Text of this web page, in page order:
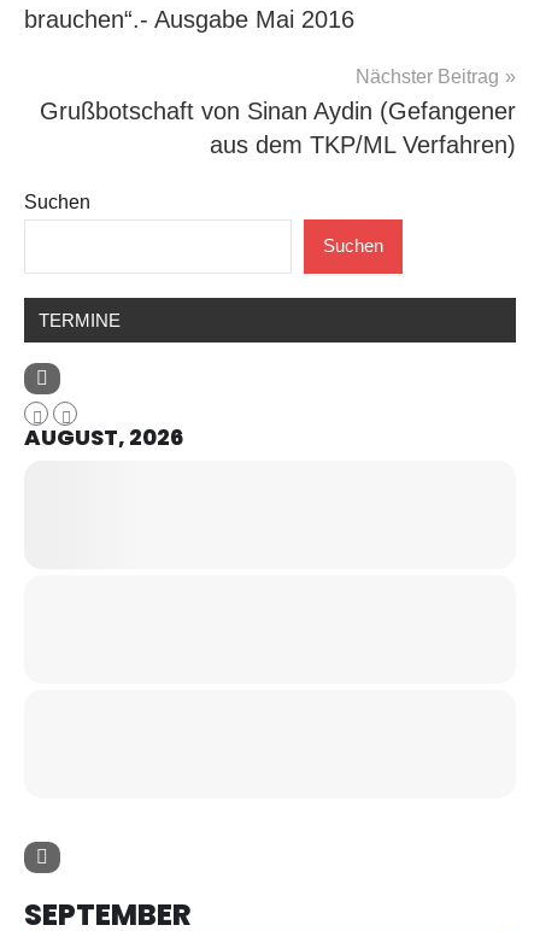
brauchen“.- Ausgabe Mai 2016
Nächster Beitrag
Grußbotschaft von Sinan Aydin (Gefangener
aus dem TKP/ML Verfahren)
Suchen
Suchen
TERMINE
AUGUST, 2026
SEPTEMBER